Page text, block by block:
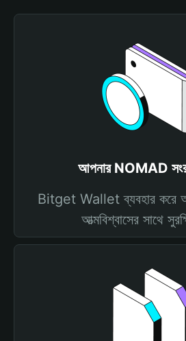
আপনার NOMAD
Bitget Wallet ব্যবহার করে
আত্মবিশ্বাসের সাথে